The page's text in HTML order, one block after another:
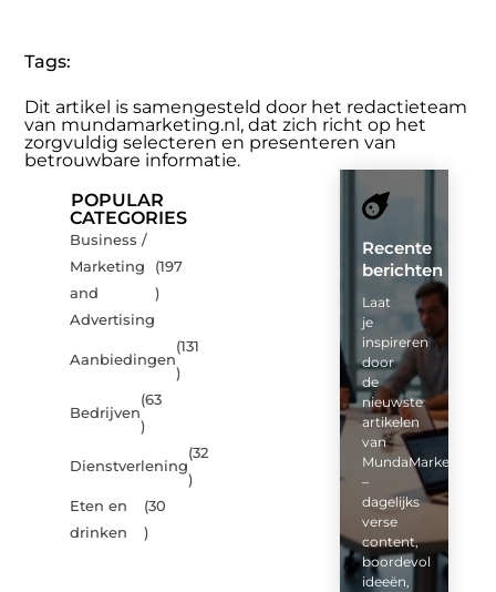
Tags:
Dit artikel is samengesteld door het redactieteam
van mundamarketing.nl, dat zich richt op het
zorgvuldig selecteren en presenteren van
betrouwbare informatie.
POPULAR
CATEGORIES
Business /
Marketing
and
Advertising
(197
)
Aanbiedingen
(131
)
Bedrijven
(63
)
Dienstverlening
(32
)
Eten en
drinken
(30
)
Recente
berichten
Laat
je
inspireren
door
de
nieuwste
artikelen
van
MundaMarketing.nl
–
dagelijks
verse
content,
boordevol
ideeën,